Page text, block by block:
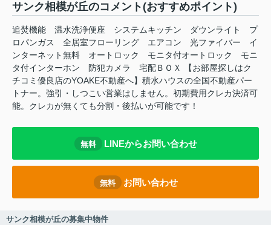
サンク相模が丘のコメント(おすすめポイント)
追焚機能 温水洗浄便座 システムキッチン ダウンライト プ
ロパンガス 全居室フローリング エアコン 光ファイバー イ
ンターネット無料 オートロック モニタ付オートロック モニ
タ付インターホン 防犯カメラ 宅配ＢＯＸ 【お部屋探しはク
チコミ優良店のYOAKE不動産へ】積水ハウスの全国不動産パー
トナー。強引・しつこい営業はしません。初期費用クレカ決済可
能。クレカが無くても分割・後払いが可能です！
無料 LINEからお問い合わせ
無料 お問い合わせ
サンク相模が丘の募集中物件